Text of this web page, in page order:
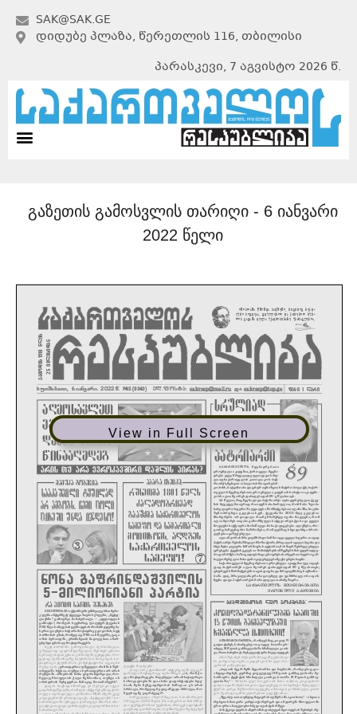
SAK@SAK.GE
ᲓᲘᲓᲣᲑᲔ ᲞᲚᲐᲖᲐ, ᲬᲔᲠᲔᲗᲚᲘᲡ 116, ᲗᲑᲘᲚᲘᲡᲘ
პარასკევი, 7 აგვისტო 2026 წ.
გაზეთის გამოსვლის თარიღი - 6 იანვარი
2022 წელი
View in Full Screen